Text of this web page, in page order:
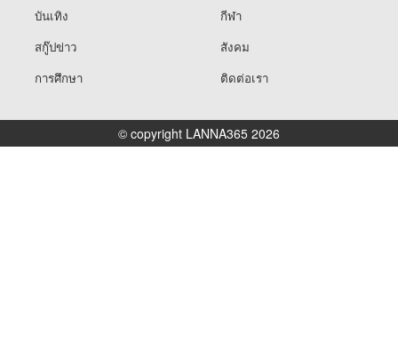
บันเทิง
กีฬา
สกู๊ปข่าว
สังคม
การศึกษา
ติดต่อเรา
© copyright LANNA365 2026